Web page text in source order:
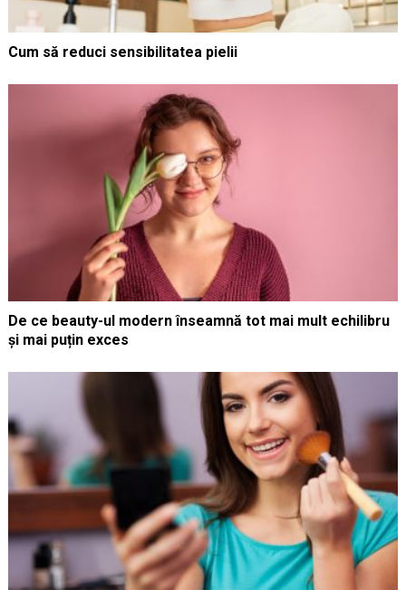
Cum să reduci sensibilitatea pielii
De ce beauty-ul modern înseamnă tot mai mult echilibru
și mai puțin exces